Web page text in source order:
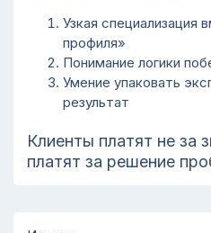
Узкая специализация
профиля»
Понимание логики
Умение упаковать
результат
Клиенты платят не за
платят за решение